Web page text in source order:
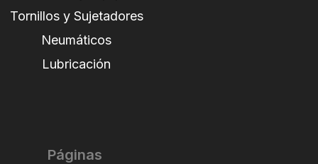
Tornillos y Sujetadores
Neumáticos
Lubricación
Páginas